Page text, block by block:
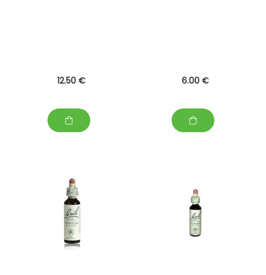
12.50 € 6.00 €